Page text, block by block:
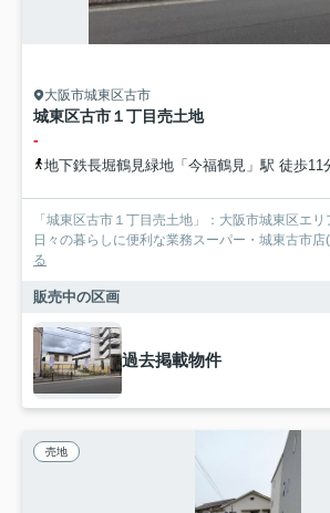
大阪市城東区古市
城東区古市１丁目売土地
-
地下鉄長堀鶴見緑地「今福鶴見」駅 徒歩11
「城東区古市１丁目売土地」：大阪市城東区エリ
日々の暮らしに便利な業務スーパー・城東古市店
る
販売中の区画
過去掲載物件
売地